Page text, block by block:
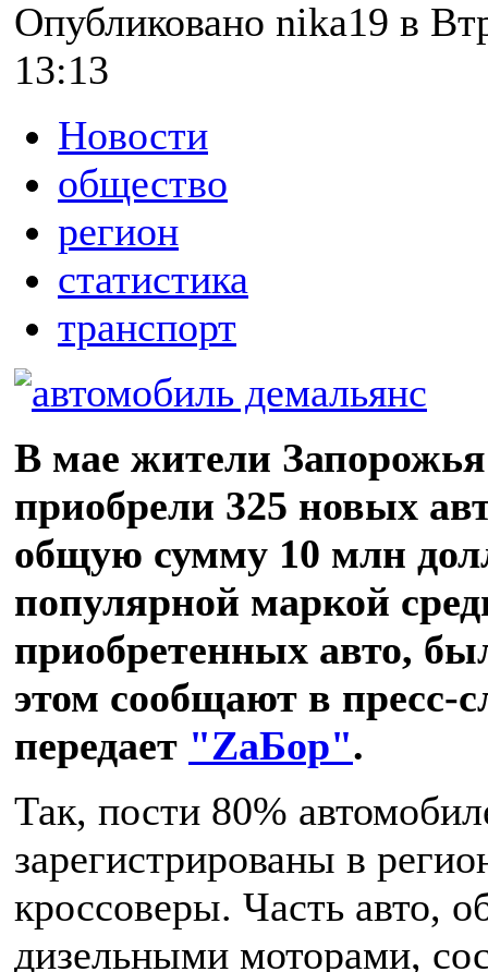
Опубликовано nika19 в
13:13
Новости
общество
регион
статистика
транспорт
В мае жители
приобрели 325 новых
общую сумму 10 млн
популярной маркой
приобретенных авто,
этом сообщают в пресс-
передает "ZаБор".
Так, пости 80%
зарегистрированы в
кроссоверы. Часть авто,
дизельными моторами,